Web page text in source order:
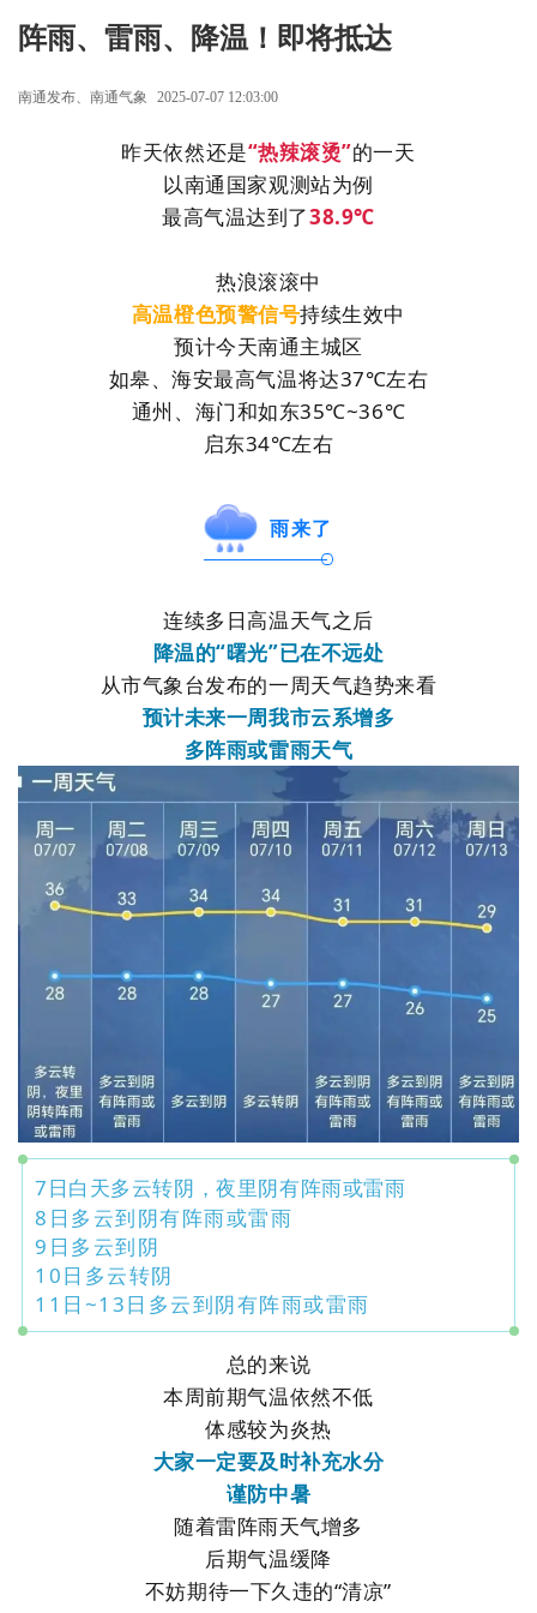
阵雨、雷雨、降温！即将抵达
南通发布、南通气象 2025-07-07 12:03:00
昨天依然还是“热辣滚烫”的一天
以南通国家观测站为例
最高气温达到了38.9℃
热浪滚滚中
高温橙色预警信号持续生效中
预计今天南通主城区
如皋、海安最高气温将达37℃左右
通州、海门和如东35℃~36℃
启东34℃左右
雨来了
连续多日高温天气之后
降温的“曙光”已在不远处
从市气象台发布的一周天气趋势来看
预计未来一周我市云系增多
多阵雨或雷雨天气
7日白天多云转阴，夜里阴有阵雨或雷雨
8日多云到阴有阵雨或雷雨
9日多云到阴
10日多云转阴
11日~13日多云到阴有阵雨或雷雨
总的来说
本周前期气温依然不低
体感较为炎热
大家一定要及时补充水分
谨防中暑
随着雷阵雨天气增多
后期气温缓降
不妨期待一下久违的“清凉”